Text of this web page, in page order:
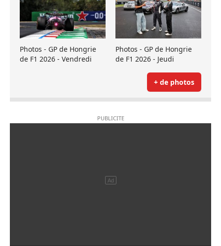
Photos - GP de Hongrie
de F1 2026 - Vendredi
Photos - GP de Hongrie
de F1 2026 - Jeudi
+ de photos